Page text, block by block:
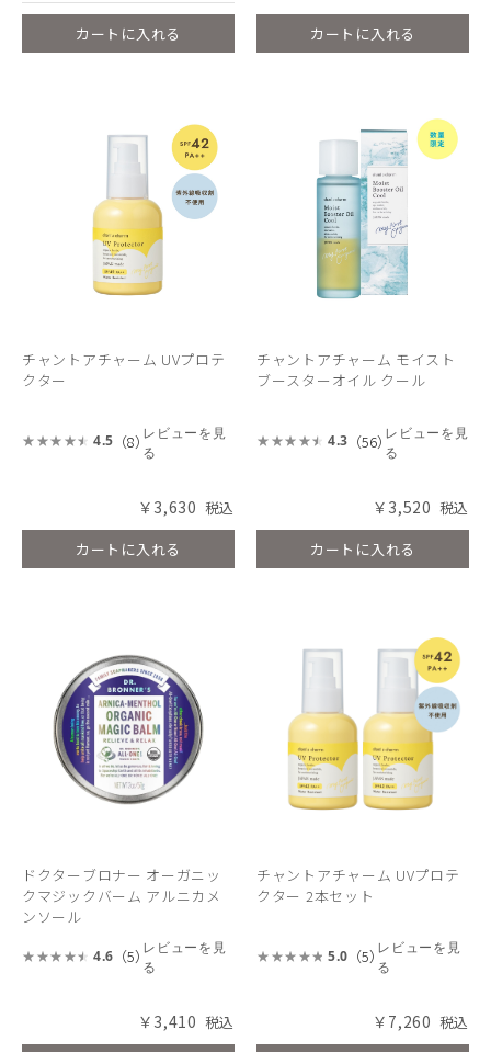
カートに入れる カートに入れる
チャントアチャーム UVプロテ
クター
4.5 （8） レビューを見
る
￥3,630
カートに入れる
チャントアチャーム モイスト
ブースターオイル クール
4.3 （56） レビューを見
る
￥3,520
カートに入れる
ドクターブロナー オーガニッ
クマジックバーム アルニカメ
ンソール
4.6 （5） レビューを見
る
￥3,410
チャントアチャーム UVプロテ
クター 2本セット
5.0 （5） レビューを見
る
￥7,260